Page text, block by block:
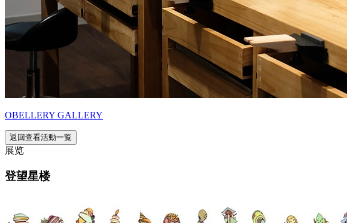
OBELLERY GALLERY
返回查看活動一覧
展览
登望星楼